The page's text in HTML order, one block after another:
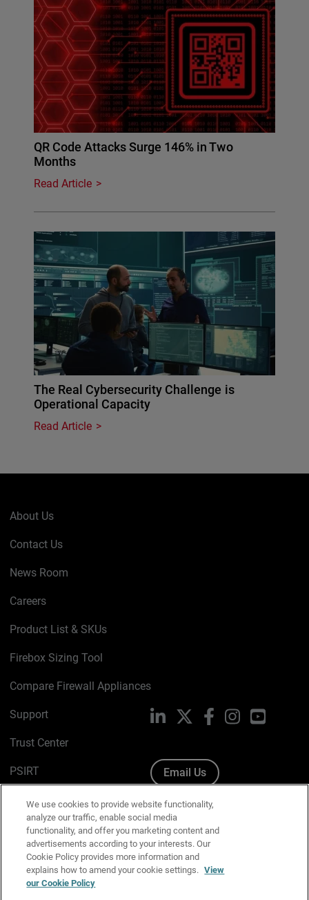
QR Code Attacks Surge 146% in Two
Months
Read Article
The Real Cybersecurity Challenge is
Operational Capacity
Read Article
About Us
Contact Us
News Room
Careers
Product List & SKUs
Firebox Sizing Tool
Compare Firewall Appliances
Support
Trust Center
PSIRT
Cookie Policy
Privacy Policy
Media & Brand Kit
Manage Email Preferences
LinkedIn FacebookInstagramYouTube
Email Us
We use cookies to provide website functionality,
analyze our traffic, enable social media
functionality, and offer you marketing content and
advertisements according to your interests. Our
Cookie Policy provides more information and
explains how to amend your cookie settings. View
our Cookie Policy